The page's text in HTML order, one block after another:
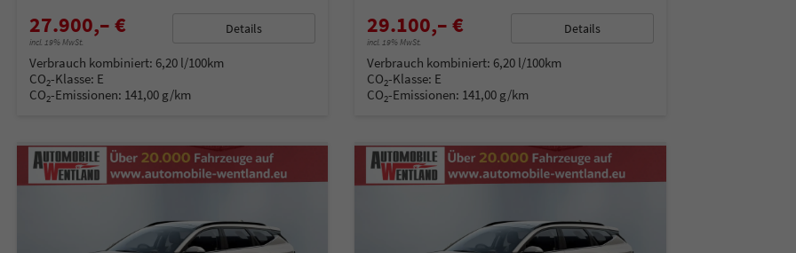
27.900,– €
incl. 19% MwSt.
Details
Verbrauch kombiniert: 6,20 l/100km
CO2-Klasse: E
CO2-Emissionen: 141,00 g/km
29.100,– €
incl. 19% MwSt.
Details
Verbrauch kombiniert: 6,20 l/100km
CO2-Klasse: E
CO2-Emissionen: 141,00 g/km